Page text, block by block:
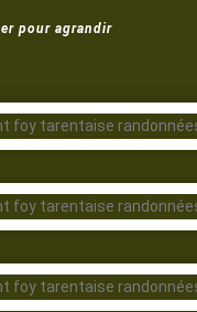
pour agrandir